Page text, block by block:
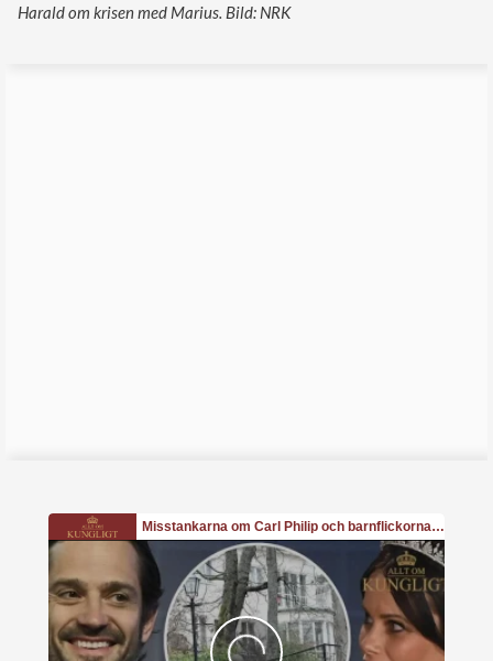
Harald om krisen med Marius. Bild: NRK